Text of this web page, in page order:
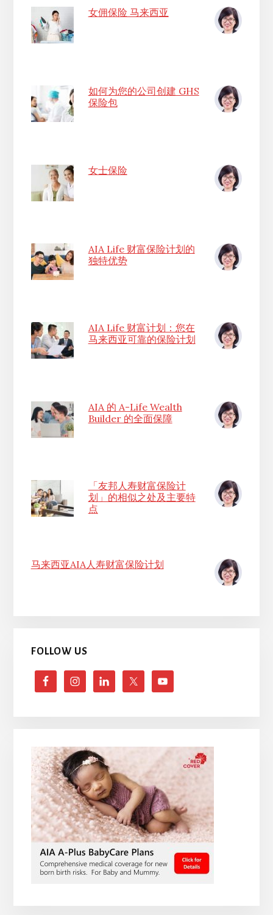
女佣保险 马来西亚
如何为您的公司创建 GHS
保险包
女士保险
AIA Life 财富保险计划的
独特优势
AIA Life 财富计划：您在
马来西亚可靠的保险计划
AIA 的 A-Life Wealth
Builder 的全面保障
「友邦人寿财富保险计
划」的相似之处及主要特
点
马来西亚AIA人寿财富保险计划
FOLLOW US